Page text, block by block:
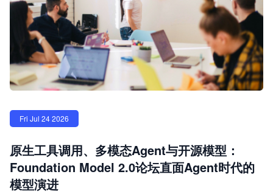
Fri Jul 24 2026
原生工具调用、多模态Agent与开源模型：
Foundation Model 2.0论坛直面Agent时代的
模型演进